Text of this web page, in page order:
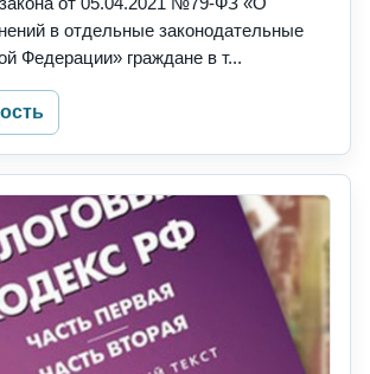
в отдельные законодательные
Федерации» граждане в т...